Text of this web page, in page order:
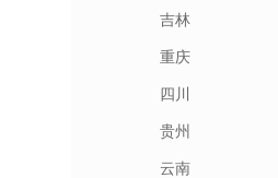
吉林
重庆
四川
贵州
云南